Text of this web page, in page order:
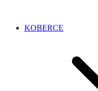
KOBERCE